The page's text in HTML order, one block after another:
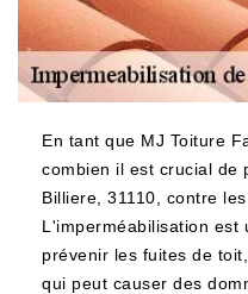
En tant que MJ Toiture
combien il est crucial de
Billiere, 31110, contre
L'imperméabilisation est
prévenir les fuites de
qui peut causer des